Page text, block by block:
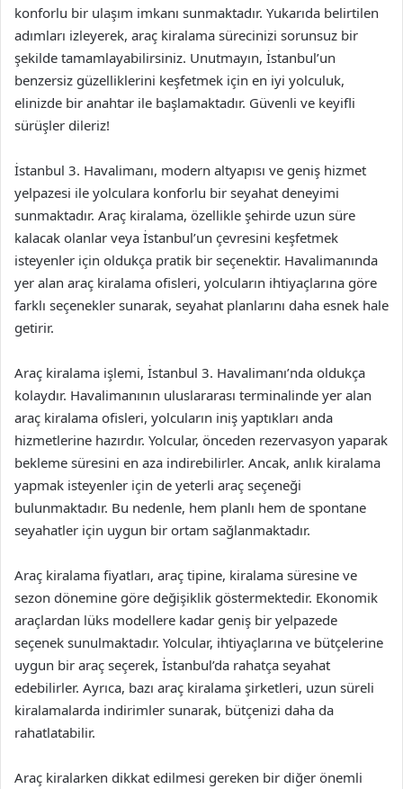
konforlu bir ulaşım imkanı sunmaktadır. Yukarıda belirtilen
adımları izleyerek, araç kiralama sürecinizi sorunsuz bir
şekilde tamamlayabilirsiniz. Unutmayın, İstanbul’un
benzersiz güzelliklerini keşfetmek için en iyi yolculuk,
elinizde bir anahtar ile başlamaktadır. Güvenli ve keyifli
sürüşler dileriz!
İstanbul 3. Havalimanı, modern altyapısı ve geniş hizmet
yelpazesi ile yolculara konforlu bir seyahat deneyimi
sunmaktadır. Araç kiralama, özellikle şehirde uzun süre
kalacak olanlar veya İstanbul’un çevresini keşfetmek
isteyenler için oldukça pratik bir seçenektir. Havalimanında
yer alan araç kiralama ofisleri, yolcuların ihtiyaçlarına göre
farklı seçenekler sunarak, seyahat planlarını daha esnek hale
getirir.
Araç kiralama işlemi, İstanbul 3. Havalimanı’nda oldukça
kolaydır. Havalimanının uluslararası terminalinde yer alan
araç kiralama ofisleri, yolcuların iniş yaptıkları anda
hizmetlerine hazırdır. Yolcular, önceden rezervasyon yaparak
bekleme süresini en aza indirebilirler. Ancak, anlık kiralama
yapmak isteyenler için de yeterli araç seçeneği
bulunmaktadır. Bu nedenle, hem planlı hem de spontane
seyahatler için uygun bir ortam sağlanmaktadır.
Araç kiralama fiyatları, araç tipine, kiralama süresine ve
sezon dönemine göre değişiklik göstermektedir. Ekonomik
araçlardan lüks modellere kadar geniş bir yelpazede
seçenek sunulmaktadır. Yolcular, ihtiyaçlarına ve bütçelerine
uygun bir araç seçerek, İstanbul’da rahatça seyahat
edebilirler. Ayrıca, bazı araç kiralama şirketleri, uzun süreli
kiralamalarda indirimler sunarak, bütçenizi daha da
rahatlatabilir.
Araç kiralarken dikkat edilmesi gereken bir diğer önemli